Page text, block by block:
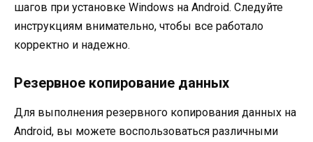
шагов при установке Windows на Android. Следуйте
инструкциям внимательно, чтобы все работало
корректно и надежно.
Резервное копирование данных
Для выполнения резервного копирования данных на
Android, вы можете воспользоваться различными